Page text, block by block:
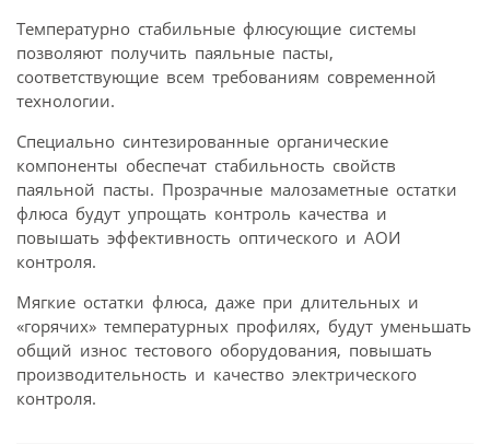
Температурно стабильные флюсующие системы
позволяют получить паяльные пасты,
соответствующие всем требованиям современной
технологии.
Специально синтезированные органические
компоненты обеспечат стабильность свойств
паяльной пасты. Прозрачные малозаметные остатки
флюса будут упрощать контроль качества и
повышать эффективность оптического и АОИ
контроля.
Мягкие остатки флюса, даже при длительных и
«горячих» температурных профилях, будут уменьшать
общий износ тестового оборудования, повышать
производительность и качество электрического
контроля.